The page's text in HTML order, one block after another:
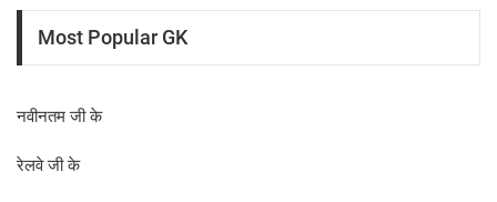
Most Popular GK
नवीनतम जी के
रेलवे जी के